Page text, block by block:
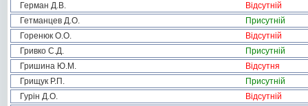
Герман Д.В.
Відсутній
Гетманцев Д.О.
Присутній
Горенюк О.О.
Відсутній
Гривко С.Д.
Присутній
Гришина Ю.М.
Відсутня
Грищук Р.П.
Присутній
Гурін Д.О.
Відсутній